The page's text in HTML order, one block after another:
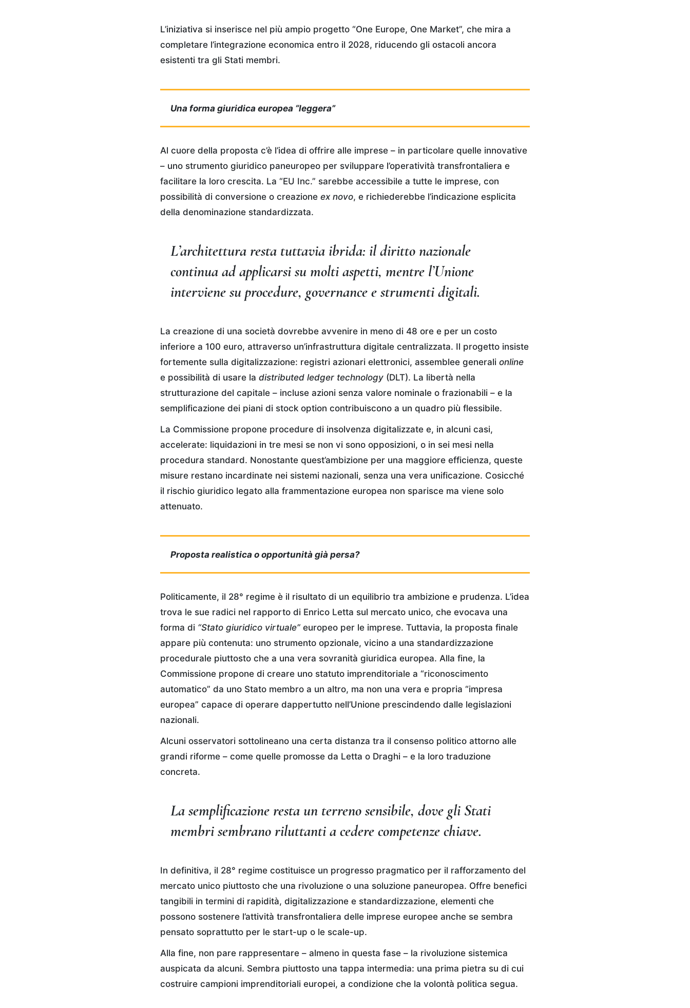
L’iniziativa si inserisce nel più ampio progetto “One Europe, One Market”, che mira a
completare l’integrazione economica entro il 2028, riducendo gli ostacoli ancora
esistenti tra gli Stati membri.
Una forma giuridica europea “leggera”
Al cuore della proposta c’è l’idea di offrire alle imprese – in particolare quelle innovative
– uno strumento giuridico paneuropeo per sviluppare l’operatività transfrontaliera e
facilitare la loro crescita. La “EU Inc.” sarebbe accessibile a tutte le imprese, con
possibilità di conversione o creazione ex novo, e richiederebbe l’indicazione esplicita
della denominazione standardizzata.
L’architettura resta tuttavia ibrida: il diritto nazionale
continua ad applicarsi su molti aspetti, mentre l’Unione
interviene su procedure, governance e strumenti digitali.
La creazione di una società dovrebbe avvenire in meno di 48 ore e per un costo
inferiore a 100 euro, attraverso un’infrastruttura digitale centralizzata. Il progetto insiste
fortemente sulla digitalizzazione: registri azionari elettronici, assemblee generali online
e possibilità di usare la distributed ledger technology (DLT). La libertà nella
strutturazione del capitale – incluse azioni senza valore nominale o frazionabili – e la
semplificazione dei piani di stock option contribuiscono a un quadro più flessibile.
La Commissione propone procedure di insolvenza digitalizzate e, in alcuni casi,
accelerate: liquidazioni in tre mesi se non vi sono opposizioni, o in sei mesi nella
procedura standard. Nonostante quest’ambizione per una maggiore efficienza, queste
misure restano incardinate nei sistemi nazionali, senza una vera unificazione. Cosicché
il rischio giuridico legato alla frammentazione europea non sparisce ma viene solo
attenuato.
Proposta realistica o opportunità già persa?
Politicamente, il 28° regime è il risultato di un equilibrio tra ambizione e prudenza. L’idea
trova le sue radici nel rapporto di Enrico Letta sul mercato unico, che evocava una
forma di “Stato giuridico virtuale” europeo per le imprese. Tuttavia, la proposta finale
appare più contenuta: uno strumento opzionale, vicino a una standardizzazione
procedurale piuttosto che a una vera sovranità giuridica europea. Alla fine, la
Commissione propone di creare uno statuto imprenditoriale a “riconoscimento
automatico” da uno Stato membro a un altro, ma non una vera e propria “impresa
europea” capace di operare dappertutto nell’Unione prescindendo dalle legislazioni
nazionali.
Alcuni osservatori sottolineano una certa distanza tra il consenso politico attorno alle
grandi riforme – come quelle promosse da Letta o Draghi – e la loro traduzione
concreta.
La semplificazione resta un terreno sensibile, dove gli Stati
membri sembrano riluttanti a cedere competenze chiave.
In definitiva, il 28° regime costituisce un progresso pragmatico per il rafforzamento del
mercato unico piuttosto che una rivoluzione o una soluzione paneuropea. Offre benefici
tangibili in termini di rapidità, digitalizzazione e standardizzazione, elementi che
possono sostenere l’attività transfrontaliera delle imprese europee anche se sembra
pensato soprattutto per le start-up o le scale-up.
Alla fine, non pare rappresentare – almeno in questa fase – la rivoluzione sistemica
auspicata da alcuni. Sembra piuttosto una tappa intermedia: una prima pietra su di cui
costruire campioni imprenditoriali europei, a condizione che la volontà politica segua.